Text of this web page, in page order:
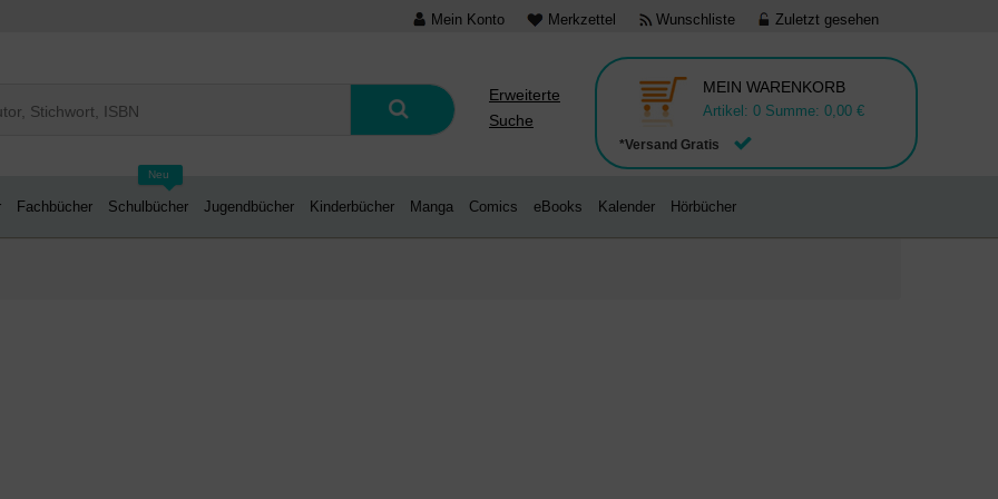
Mein Konto Merkzettel Wunschliste Zuletzt gesehen
Erweiterte
Suche
*Versand Gratis
MEIN WARENKORB
Artikel: 0 Summe: 0,00 €
Fachbücher
Neu
Schulbücher Jugendbücher Kinderbücher Manga Comics eBooks Kalender Hörbücher